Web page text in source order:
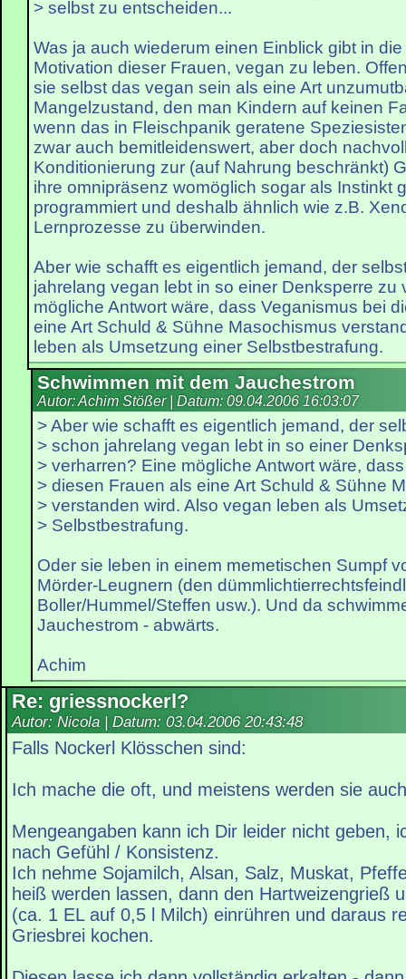
> selbst zu entscheiden...
Was ja auch wiederum einen Einblick gibt in
Motivation dieser Frauen, vegan zu leben.
sie selbst das vegan sein als eine Art
Mangelzustand, den man Kindern auf keinen
wenn das in Fleischpanik geratene
zwar auch bemitleidenswert, aber doch
Konditionierung zur (auf Nahrung beschränkt)
ihre omnipräsenz womöglich sogar als Instinkt
programmiert und deshalb ähnlich wie z.B.
Lernprozesse zu überwinden.
Aber wie schafft es eigentlich jemand, der
jahrelang vegan lebt in so einer Denksperre zu
mögliche Antwort wäre, dass Veganismus bei
eine Art Schuld & Sühne Masochismus
leben als Umsetzung einer Selbstbestrafung.
Schwimmen mit dem Jauchestrom
Autor: Achim Stößer | Datum: 09.04.2006 16:03:07
> Aber wie schafft es eigentlich jemand, der
> schon jahrelang vegan lebt in so einer
> verharren? Eine mögliche Antwort wäre,
> diesen Frauen als eine Art Schuld & Sühne
> verstanden wird. Also vegan leben als
> Selbstbestrafung.
Oder sie leben in einem memetischen Sumpf
Mörder-Leugnern (den
Boller/Hummel/Steffen usw.). Und da
Jauchestrom - abwärts.
Achim
Re: griessnockerl?
Autor: Nicola | Datum: 03.04.2006 20:43:48
Falls Nockerl Klösschen sind:
Ich mache die oft, und meistens werden sie
Mengeangaben kann ich Dir leider nicht geben,
nach Gefühl / Konsistenz.
Ich nehme Sojamilch, Alsan, Salz, Muskat,
heiß werden lassen, dann den Hartweizengrieß
(ca. 1 EL auf 0,5 l Milch) einrühren und daraus
Griesbrei kochen.